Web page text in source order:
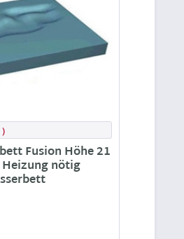
)
Fusion Höhe 21
Heizung nötig